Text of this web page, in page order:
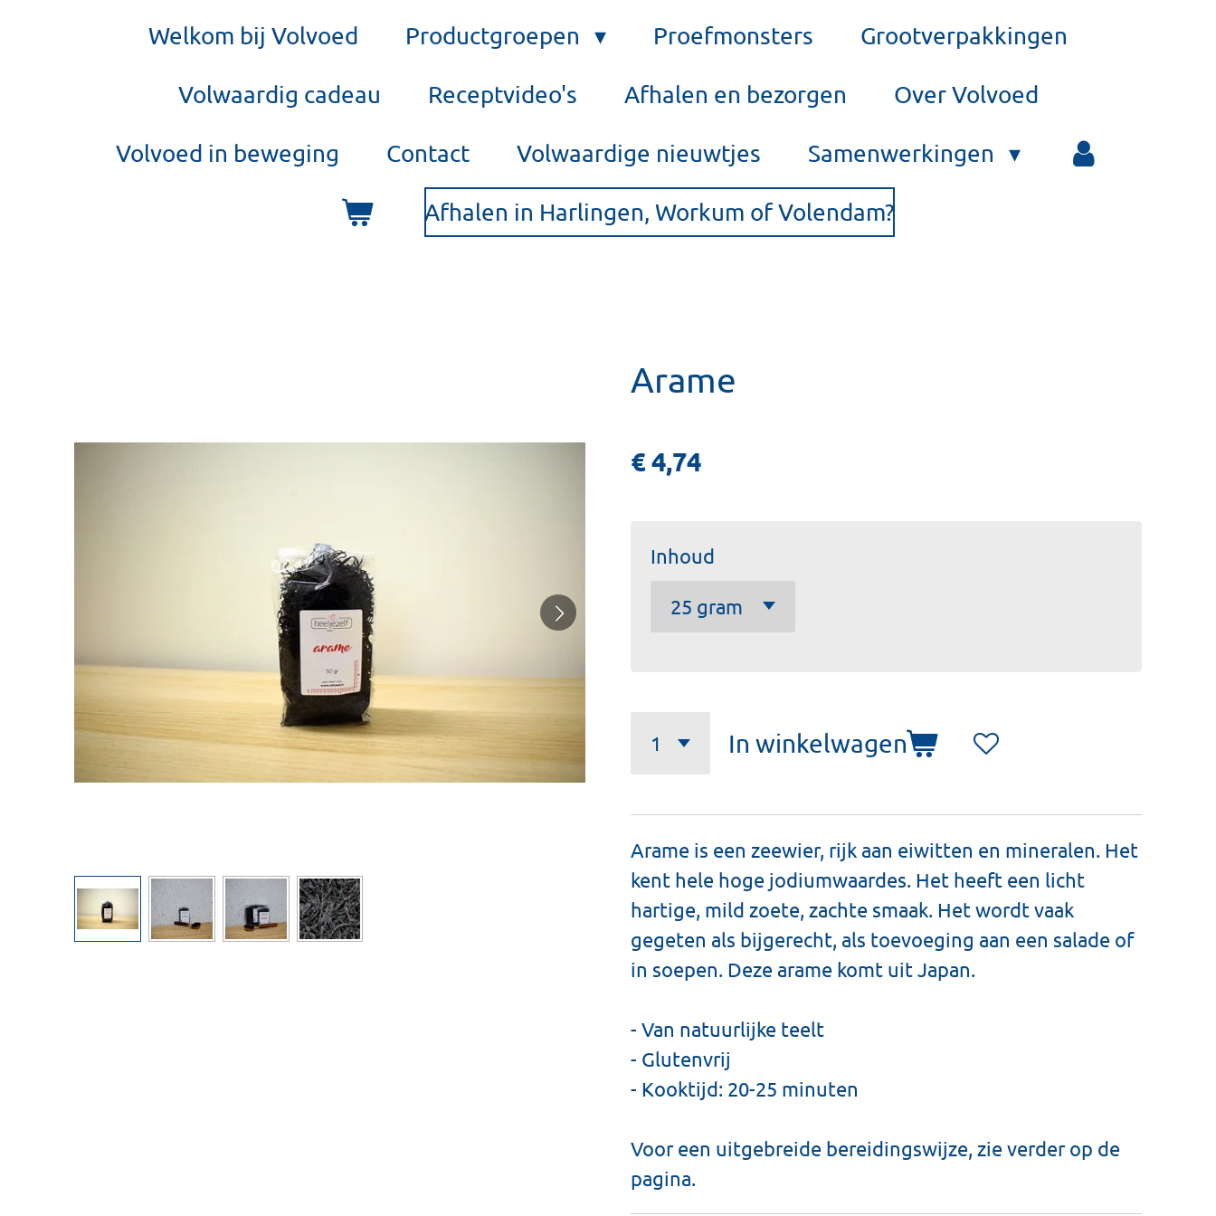
Welkom bij Volvoed Productgroepen Proefmonsters Grootverpakkingen
Volwaardig cadeau Receptvideo's Afhalen en bezorgen Over Volvoed
Volvoed in beweging Contact Volwaardige nieuwtjes Samenwerkingen
Afhalen in Harlingen, Workum of Volendam?
Arame
€ 4,74
Inhoud
In winkelwagen
Arame is een zeewier, rijk aan eiwitten en mineralen. Het
kent hele hoge jodiumwaardes. Het heeft een licht
hartige, mild zoete, zachte smaak. Het wordt vaak
gegeten als bijgerecht, als toevoeging aan een salade of
in soepen. Deze arame komt uit Japan.
- Van natuurlijke teelt
- Glutenvrij
- Kooktijd: 20-25 minuten
Voor een uitgebreide bereidingswijze, zie verder op de
pagina.